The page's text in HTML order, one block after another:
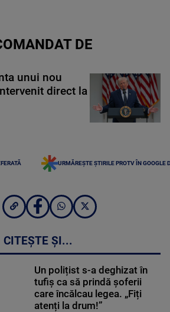
DE
unui nou
direct la
URMĂREȘTE ȘTIRILE PROTV ÎN GOOGLE
CITEȘTE ȘI...
Un polițist s-a deghizat în
tufiș ca să prindă șoferii
care încălcau legea. „Fiți
atenți la drum!”